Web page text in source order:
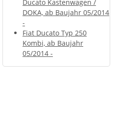
Ducato Kastenwagen /
DOKA, ab Baujahr 05/2014
-
Fiat Ducato Typ 250
Kombi, ab Baujahr
05/2014 -